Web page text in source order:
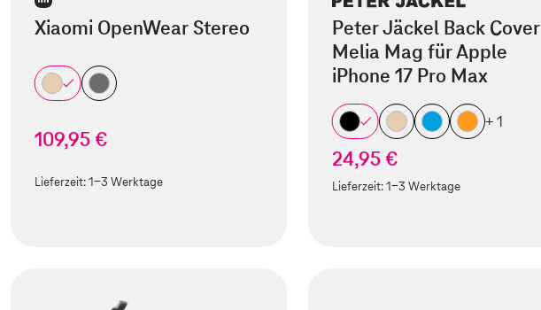
Xiaomi OpenWear Stereo
109,95 €
Lieferzeit:1-3 Werktage
Peter Jäckel Back Cover
Melia Mag für Apple
iPhone 17 Pro Max
+ 1
24,95 €
Lieferzeit:1-3 Werktage